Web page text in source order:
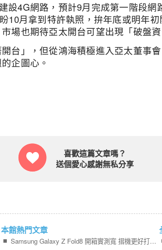
設4G網路，預計9月完成第一階段網
10月拿到特許執照，拚年底或明年
場也期待亞太開台可望出現「破盤資
台」，但從鴻海積極進入亞太董事
企圖心。
喜歡這篇文章嗎？
送個愛心感謝無私分享
本館熱門文章
Samsung Galaxy Z Fold8 開箱實測寬 摺機更好打字 201g 輕巧機身真的好用嗎？